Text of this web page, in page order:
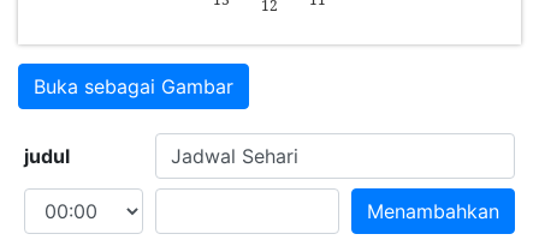
Buka sebagai Gambar
judul
Menambahkan